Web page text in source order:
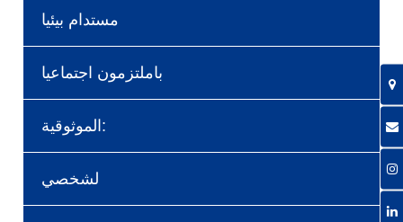
مستدام بيئيا
باملتزمون اجتماعيا
الموثوقية:
لشخصي